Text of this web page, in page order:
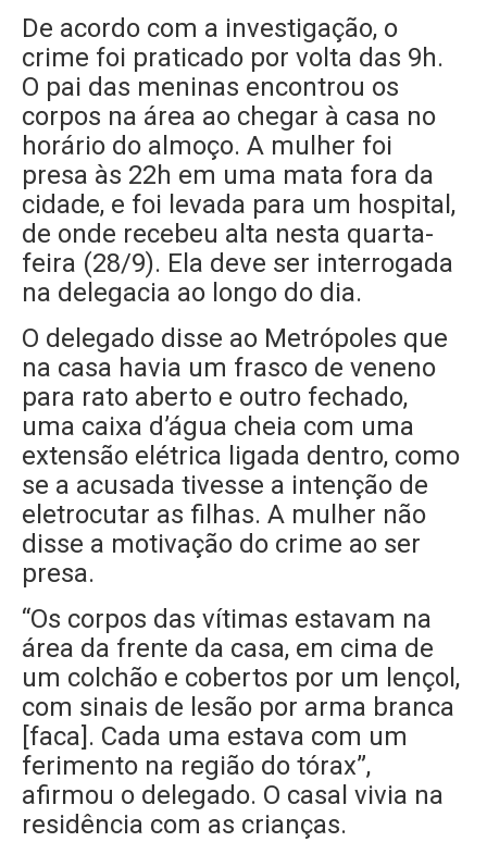
De acordo com a investigação, o
crime foi praticado por volta das 9h.
O pai das meninas encontrou os
corpos na área ao chegar à casa no
horário do almoço. A mulher foi
presa às 22h em uma mata fora da
cidade, e foi levada para um hospital,
de onde recebeu alta nesta quarta-
feira (28/9). Ela deve ser interrogada
na delegacia ao longo do dia.
O delegado disse ao Metrópoles que
na casa havia um frasco de veneno
para rato aberto e outro fechado,
uma caixa d’água cheia com uma
extensão elétrica ligada dentro, como
se a acusada tivesse a intenção de
eletrocutar as filhas. A mulher não
disse a motivação do crime ao ser
presa.
“Os corpos das vítimas estavam na
área da frente da casa, em cima de
um colchão e cobertos por um lençol,
com sinais de lesão por arma branca
[faca]. Cada uma estava com um
ferimento na região do tórax”,
afirmou o delegado. O casal vivia na
residência com as crianças.